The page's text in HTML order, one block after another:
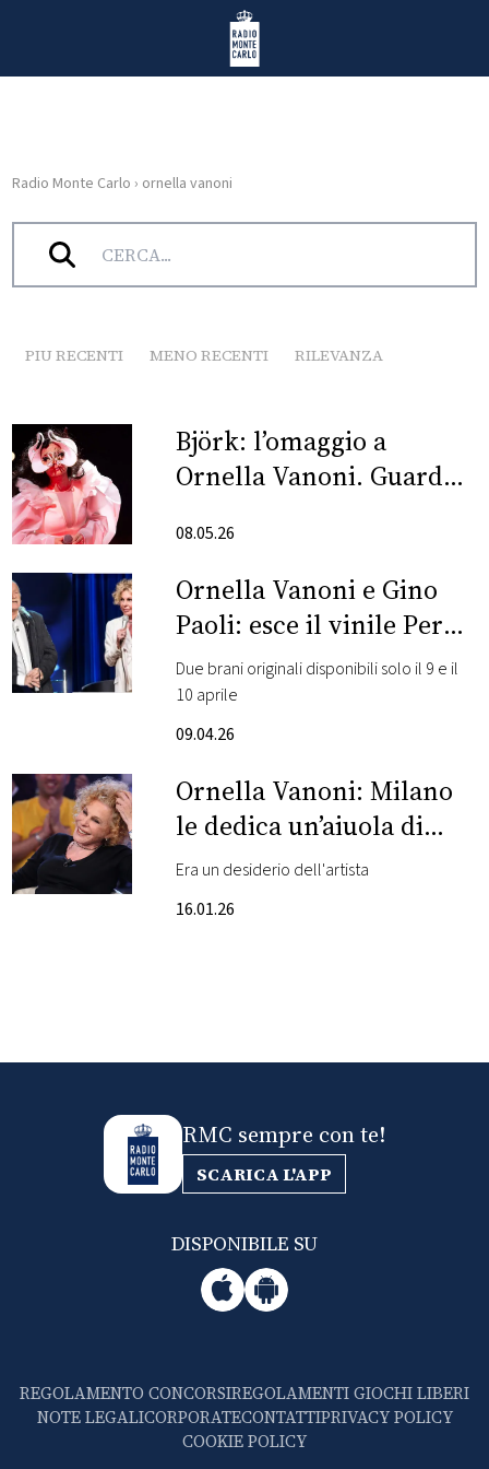
Radio Monte Carlo
HOME
RADIO
NEWS
FOTO
CONCORSI
EVENTI
TV
PRINCIPATO
DI
MONACO
Radio Monte Carlo › ornella vanoni
Tag:ornella vanoni
PIU RECENTI MENO RECENTI RILEVANZA
Björk: l’omaggio a
Ornella Vanoni. Guarda
08.05.26
Ornella Vanoni e Gino
Paoli: esce il vinile Per
sempre
Due brani originali disponibili solo il 9 e il
10 aprile
09.04.26
Ornella Vanoni: Milano
le dedica un’aiuola di
fronte al Piccolo Teatro
Strehler
Era un desiderio dell'artista
16.01.26
RMC sempre con te!
SCARICA L'APP
DISPONIBILE SU
REGOLAMENTO CONCORSIREGOLAMENTI GIOCHI LIBERI
NOTE LEGALICORPORATECONTATTIPRIVACY POLICY
COOKIE POLICY